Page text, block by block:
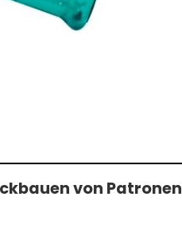
von Patronen